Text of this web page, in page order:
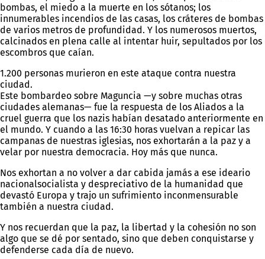
bombas, el miedo a la muerte en los sótanos; los
innumerables incendios de las casas, los cráteres de bombas
de varios metros de profundidad. Y los numerosos muertos,
calcinados en plena calle al intentar huir, sepultados por los
escombros que caían.
1.200 personas murieron en este ataque contra nuestra
ciudad.
Este bombardeo sobre Maguncia —y sobre muchas otras
ciudades alemanas— fue la respuesta de los Aliados a la
cruel guerra que los nazis habían desatado anteriormente en
el mundo. Y cuando a las 16:30 horas vuelvan a repicar las
campanas de nuestras iglesias, nos exhortarán a la paz y a
velar por nuestra democracia. Hoy más que nunca.
Nos exhortan a no volver a dar cabida jamás a ese ideario
nacionalsocialista y despreciativo de la humanidad que
devastó Europa y trajo un sufrimiento inconmensurable
también a nuestra ciudad.
Y nos recuerdan que la paz, la libertad y la cohesión no son
algo que se dé por sentado, sino que deben conquistarse y
defenderse cada día de nuevo.